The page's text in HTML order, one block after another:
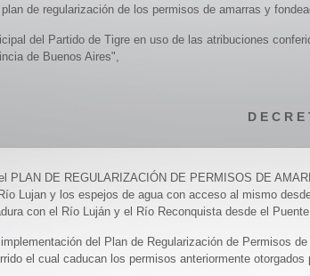
de regularización de los permisos de amarras y
del Partido de Tigre en uso de las atribuciones
de Buenos Aires",
D E C R E
PLAN DE REGULARIZACIÓN DE PERMISOS DE
Lujan y los espejos de agua con acceso al mismo
con el Río Luján y el Río Reconquista desde el
del Plan de Regularización de Permisos
el cual caducan los permisos anteriormente